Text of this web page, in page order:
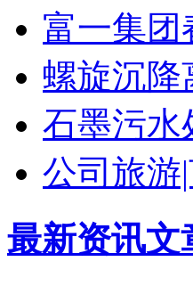
富一集团
螺旋沉降
石墨污水
公司旅游
最新资讯文